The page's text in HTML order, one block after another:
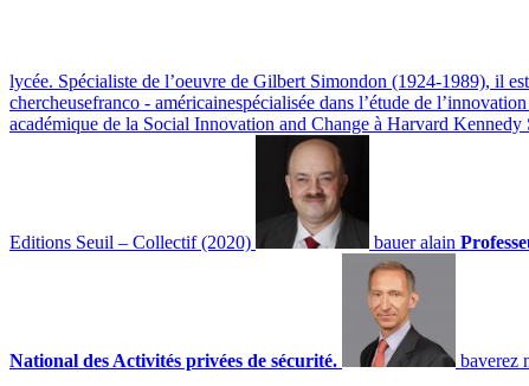
lycée. Spécialiste de l’oeuvre de Gilbert Simondon (1924-1989), il
chercheusefranco - américainespécialisée dans l’étude de
académique de la Social Innovation and Change à Harvard
Editions Seuil – Collectif (2020) bauer alain
National des Activités privées de sécurité. baverez